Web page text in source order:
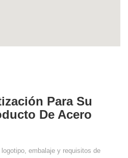
Para Su
De Acero
embalaje y requisitos de